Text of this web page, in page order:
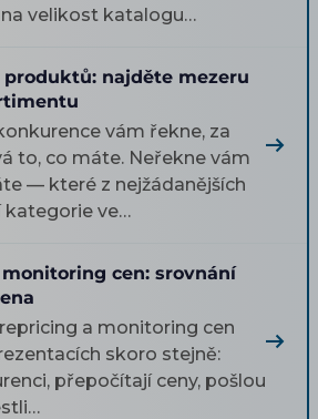
velikost katalogu…
produktů: najděte mezeru
vám řekne, za
to, co máte. Neřekne vám
— které z nejžádanějších
kategorie ve…
cen: srovnání
a monitoring cen
skoro stejně:
přepočítají ceny, pošlou